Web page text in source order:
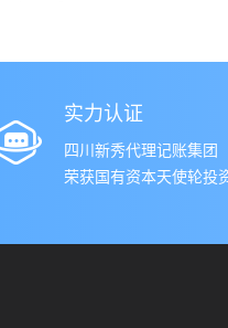
实力认证
四川新秀代理记账集团
荣获国有资本天使轮投